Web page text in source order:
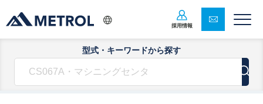
採用情報
型式・キーワードから探す